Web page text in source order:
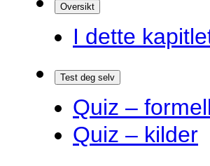
Oversikt
I dette
Test deg selv
Quiz –
Quiz – kilder